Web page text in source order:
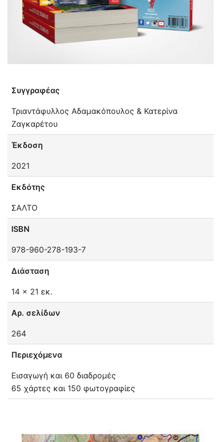
Συγγραφέας
Τριαντάφυλλος Αδαμακόπουλος & Κατερίνα
Ζαγκαρέτου
Έκδοση
2021
Εκδότης
ΣΑΛΤΟ
ISBN
978-960-278-193-7
Διάσταση
14 x 21 εκ.
Αρ. σελίδων
264
Περιεχόμενα
Εισαγωγή και 60 διαδρομές
65 χάρτες και 150 φωτογραφίες